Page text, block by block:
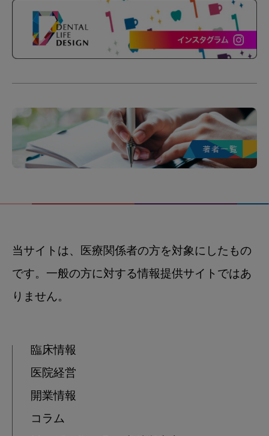
当サイトは、医療関係者の方を対象にしたもの
です。一般の方に対する情報提供サイトではあ
りません。
臨床情報
医院経営
開業情報
コラム